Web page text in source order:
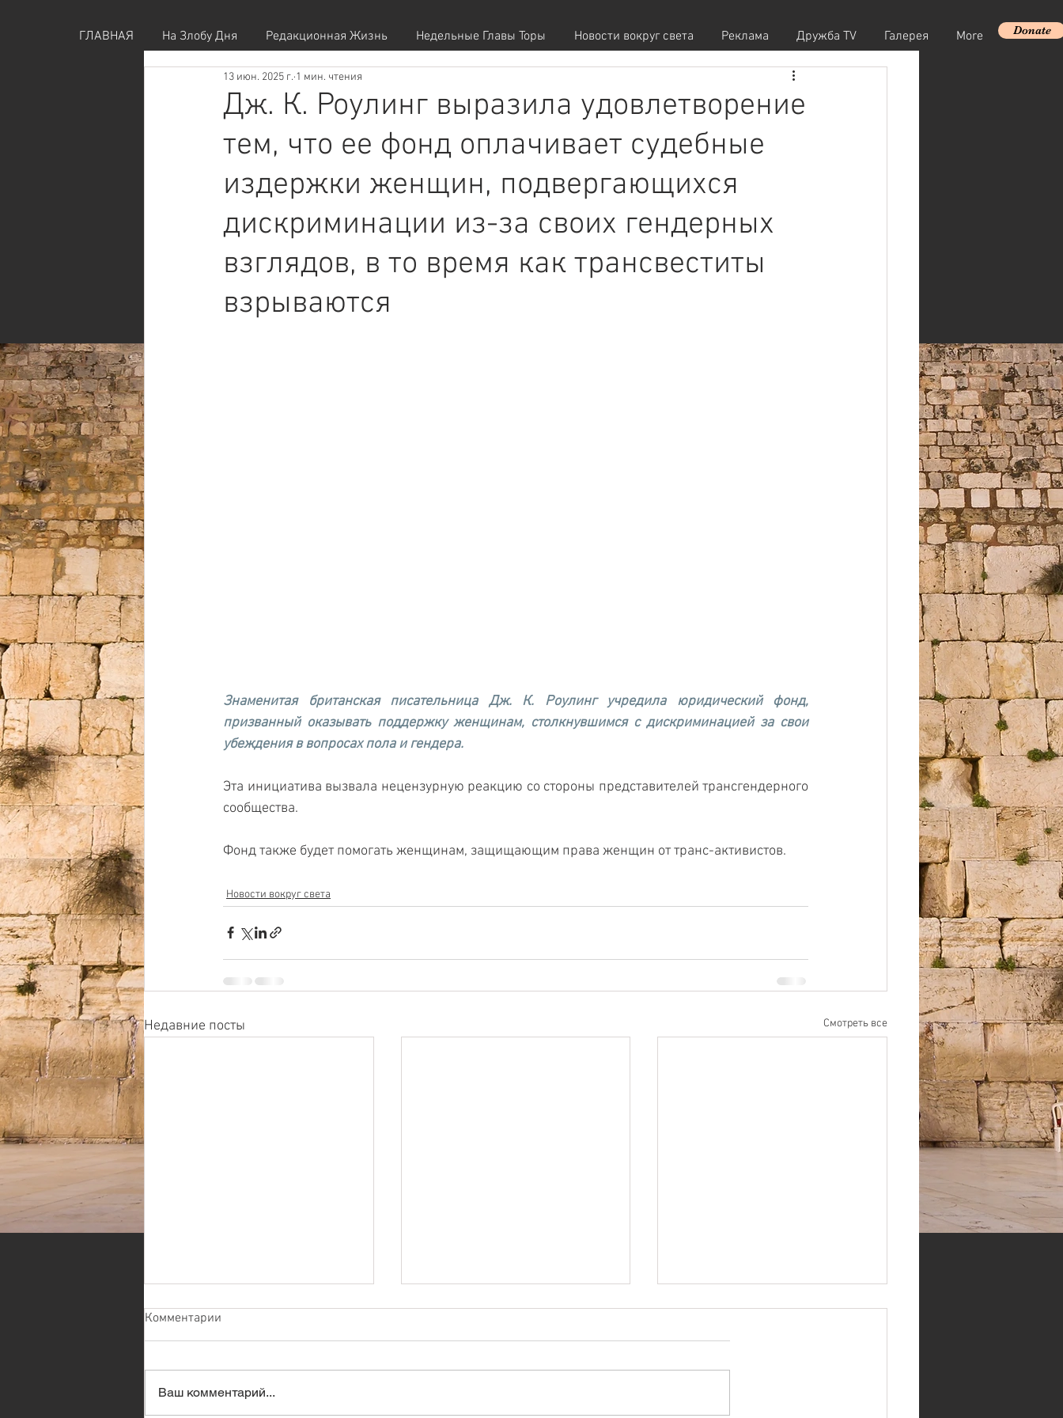
ГЛАВНАЯ На Злобу Дня Редакционная Жизнь Недельные Главы Торы Новости вокруг света Реклама Дружба TV Галерея More Donate
Дж. К. Роулинг выразила удовлетворение
тем, что ее фонд оплачивает судебные
издержки женщин, подвергающихся
дискриминации из-за своих гендерных
взглядов, в то время как трансвеститы
взрываются
13 июн. 2025 г. 1 мин. чтения
Знаменитая британская писательница Дж. К. Роулинг учредила юридический фонд,
призванный оказывать поддержку женщинам, столкнувшимся с дискриминацией за свои
убеждения в вопросах пола и гендера.
Эта инициатива вызвала нецензурную реакцию со стороны представителей трансгендерного
сообщества.
Фонд также будет помогать женщинам, защищающим права женщин от транс-активистов.
Новости вокруг света
Недавние посты Смотреть все
Комментарии
Ваш комментарий...